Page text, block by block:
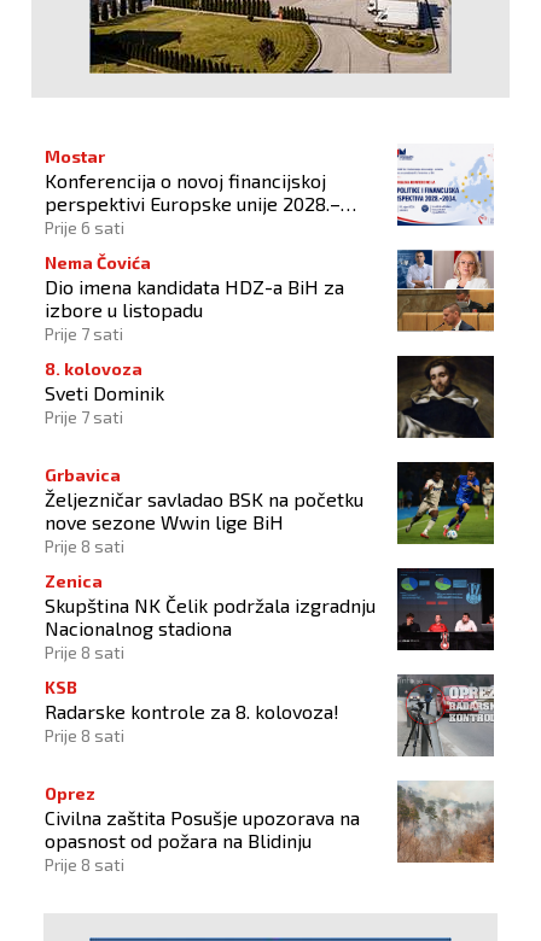
Mostar
Konferencija o novoj financijskoj
perspektivi Europske unije 2028.–
2034.
Prije 6 sati
Nema Čovića
Dio imena kandidata HDZ-a BiH za
izbore u listopadu
Prije 7 sati
8. kolovoza
Sveti Dominik
Prije 7 sati
Grbavica
Željezničar savladao BSK na početku
nove sezone Wwin lige BiH
Prije 8 sati
Zenica
Skupština NK Čelik podržala izgradnju
Nacionalnog stadiona
Prije 8 sati
KSB
Radarske kontrole za 8. kolovoza!
Prije 8 sati
Oprez
Civilna zaštita Posušje upozorava na
opasnost od požara na Blidinju
Prije 8 sati